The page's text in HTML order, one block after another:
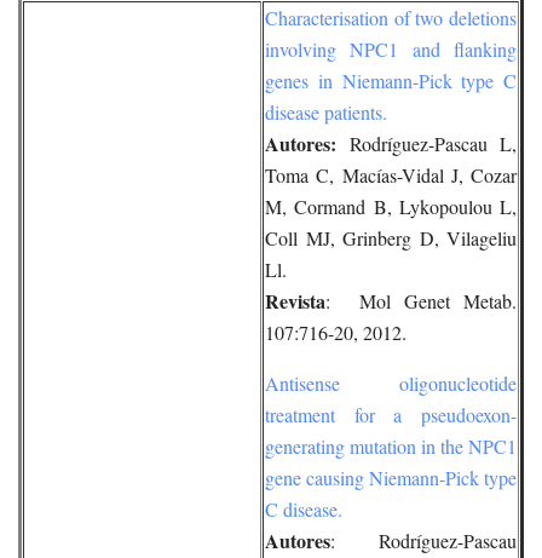
Characterisation of two deletions
involving NPC1 and flanking
genes in Niemann-Pick type C
disease patients.
Autores: Rodríguez-Pascau L,
Toma C, Macías-Vidal J, Cozar
M, Cormand B, Lykopoulou L,
Coll MJ, Grinberg D, Vilageliu
Ll.
Revista: Mol Genet Metab.
107:716-20, 2012.
Antisense oligonucleotide
treatment for a pseudoexon-
generating mutation in the NPC1
gene causing Niemann-Pick type
C disease.
Autores: Rodríguez-Pascau